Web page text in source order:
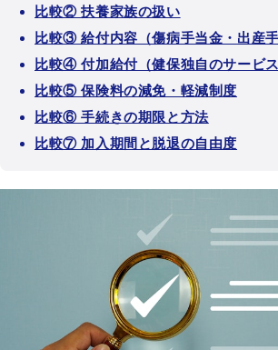
比較② 扶養家族の扱い
比較③ 給付内容（傷病手当金・出産手
比較④ 付加給付（健保独自のサービス
比較⑤ 保険料の減免・軽減制度
比較⑥ 手続きの期限と方法
比較⑦ 加入期間と脱退の自由度